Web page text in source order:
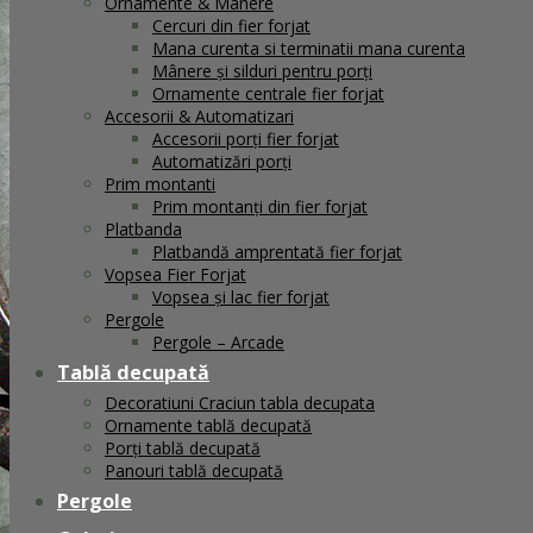
Cercuri din fier forjat
Mana curenta si terminatii mana curenta
Mânere și silduri pentru porți
Ornamente centrale fier forjat
Accesorii & Automatizari
Accesorii porți fier forjat
Automatizări porți
Prim montanti
Prim montanți din fier forjat
Platbanda
Platbandă amprentată fier forjat
Vopsea Fier Forjat
Vopsea și lac fier forjat
Pergole
Pergole – Arcade
Tablă decupată
Decoratiuni Craciun tabla decupata
Ornamente tablă decupată
Porți tablă decupată
Panouri tablă decupată
Pergole